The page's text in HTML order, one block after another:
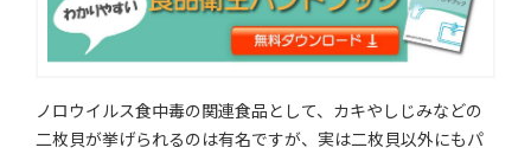
ノロウイルス食中毒の関連食品として、カキやしじみなどの
二枚貝が挙げられるのは有名ですが、実は二枚貝以外にもパ